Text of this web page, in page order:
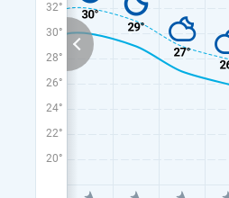
32°
30°
28°
26°
24°
22°
20°